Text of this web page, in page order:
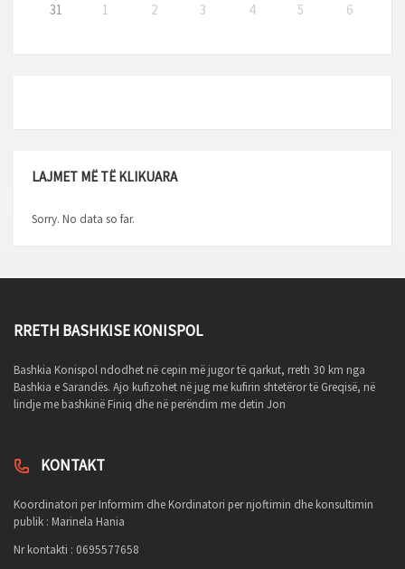
31 1 2 3 4 5 6
LAJMET MË TË KLIKUARA
Sorry. No data so far.
RRETH BASHKISE KONISPOL
Bashkia Konispol ndodhet në cepin më jugor të qarkut, rreth 30 km nga
Bashkia e Sarandës. Ajo kufizohet në jug me kufirin shtetëror të Greqisë, në
lindje me bashkinë Finiq dhe në perëndim me detin Jon
KONTAKT
Koordinatori per Informim dhe Kordinatori per njoftimin dhe konsultimin
publik : Marinela Hania
Nr kontakti : 0695577658